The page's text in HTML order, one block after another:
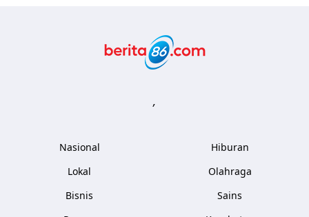
,
Nasional
Lokal
Bisnis
Hiburan
Olahraga
Sains